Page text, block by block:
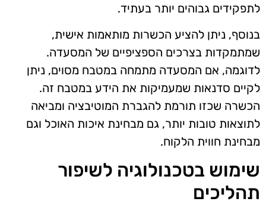
לתפקידים גבוהים יותר בעתיד.
בנוסף, ניתן להציע הכשרות מותאמות אישית,
שמתמקדות בצרכים הספציפיים של המסעדה.
לדוגמה, אם המסעדה מתמחה במטבח מסוים, ניתן
לקיים סדנאות שמעמיקות את הידע במטבח זה.
הכשרה שכזו תורמת להגברת המוטיבציה ומביאה
לתוצאות טובות יותר, גם מבחינת איכות האוכל וגם
מבחינת חווית הלקוח.
שימוש בטכנולוגיה לשיפור
תהליכים